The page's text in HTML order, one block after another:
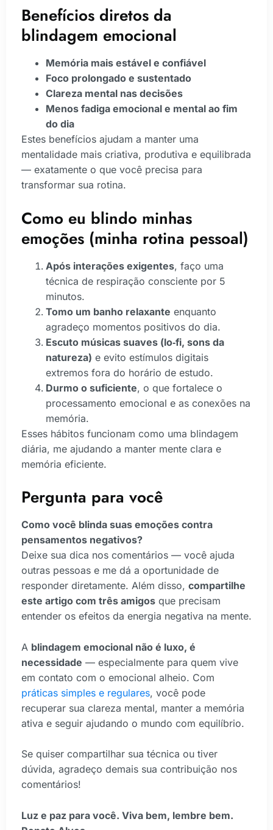
Benefícios diretos da
blindagem emocional
Memória mais estável e confiável
Foco prolongado e sustentado
Clareza mental nas decisões
Menos fadiga emocional e mental ao fim
do dia
Estes benefícios ajudam a manter uma
mentalidade mais criativa, produtiva e equilibrada
— exatamente o que você precisa para
transformar sua rotina.
Como eu blindo minhas
emoções (minha rotina pessoal)
Após interações exigentes, faço uma
técnica de respiração consciente por 5
minutos.
Tomo um banho relaxante enquanto
agradeço momentos positivos do dia.
Escuto músicas suaves (lo‑fi, sons da
natureza) e evito estímulos digitais
extremos fora do horário de estudo.
Durmo o suficiente, o que fortalece o
processamento emocional e as conexões na
memória.
Esses hábitos funcionam como uma blindagem
diária, me ajudando a manter mente clara e
memória eficiente.
Pergunta para você
Como você blinda suas emoções contra
pensamentos negativos?
Deixe sua dica nos comentários — você ajuda
outras pessoas e me dá a oportunidade de
responder diretamente. Além disso, compartilhe
este artigo com três amigos que precisam
entender os efeitos da energia negativa na mente.
A blindagem emocional não é luxo, é
necessidade — especialmente para quem vive
em contato com o emocional alheio. Com
práticas simples e regulares, você pode
recuperar sua clareza mental, manter a memória
ativa e seguir ajudando o mundo com equilíbrio.
Se quiser compartilhar sua técnica ou tiver
dúvida, agradeço demais sua contribuição nos
comentários!
Luz e paz para você. Viva bem, lembre bem.